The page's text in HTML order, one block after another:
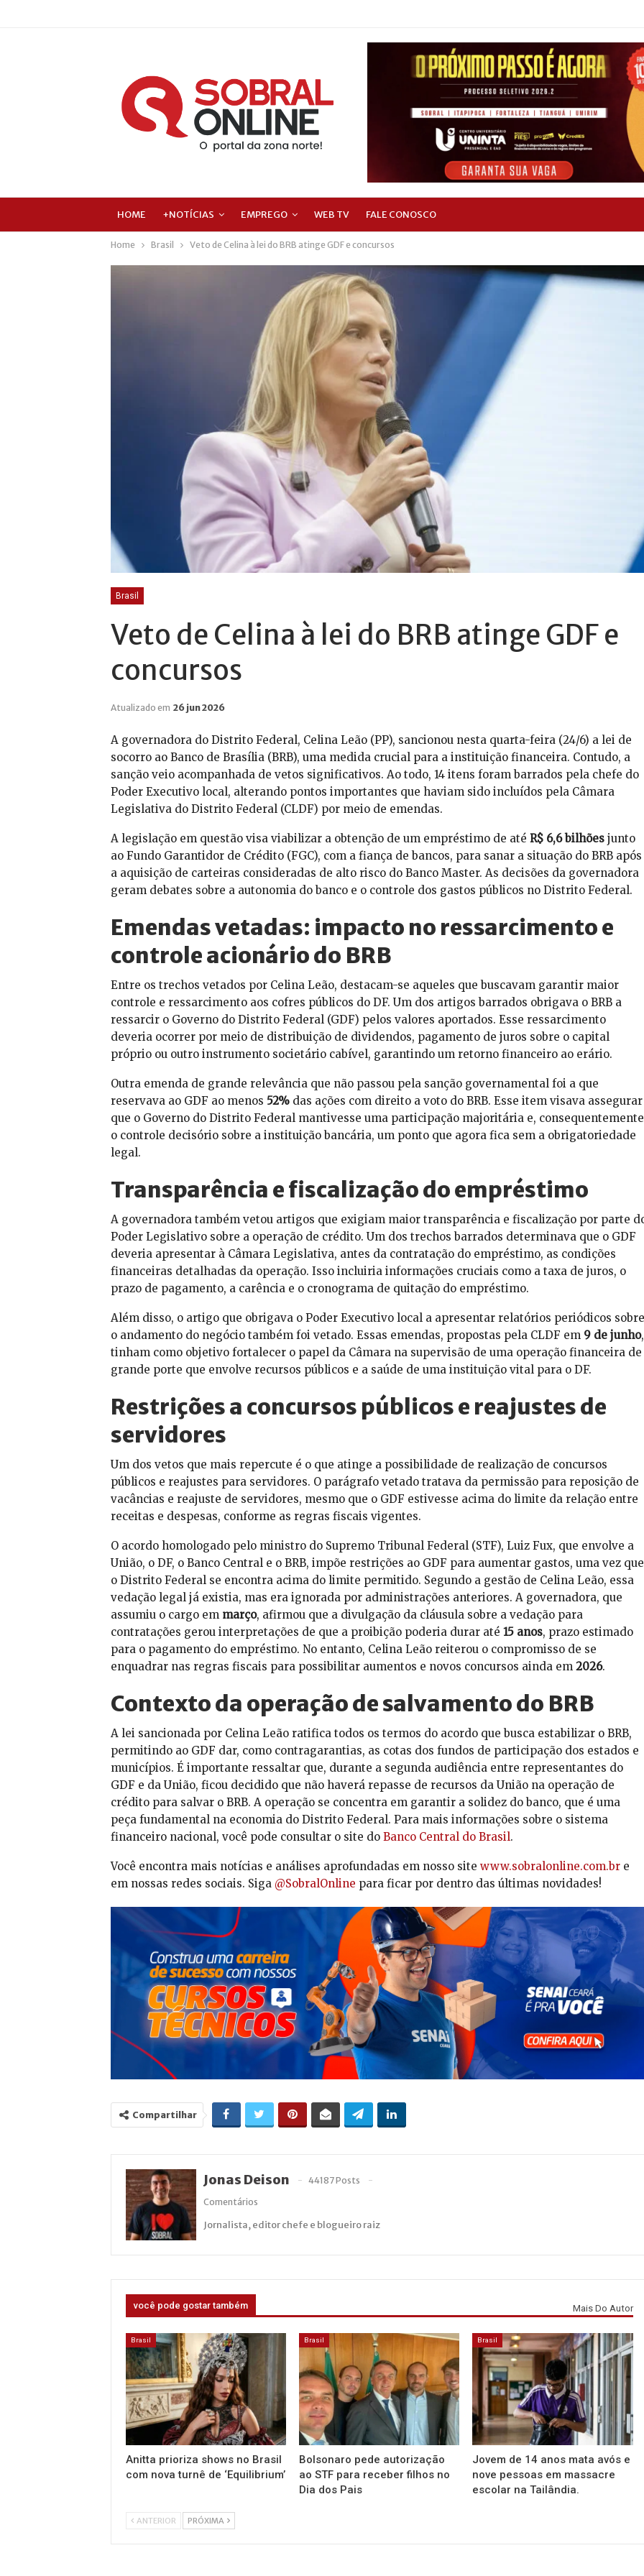
HOME +NOTÍCIAS EMPREGO WEB TV FALE CONOSCO
Home Brasil Veto de Celina à lei do BRB atinge GDF e concursos
Brasil
Veto de Celina à lei do BRB atinge GDF e
concursos
Atualizado em 26 jun 2026
A governadora do Distrito Federal, Celina Leão (PP), sancionou nesta quarta-feira (24/6) a lei de
socorro ao Banco de Brasília (BRB), uma medida crucial para a instituição financeira. Contudo, a
sanção veio acompanhada de vetos significativos. Ao todo, 14 itens foram barrados pela chefe do
Poder Executivo local, alterando pontos importantes que haviam sido incluídos pela Câmara
Legislativa do Distrito Federal (CLDF) por meio de emendas.
A legislação em questão visa viabilizar a obtenção de um empréstimo de até R$ 6,6 bilhõesjunto
ao Fundo Garantidor de Crédito (FGC), com a fiança de bancos, para sanar a situação do BRB após
a aquisição de carteiras consideradas de alto risco do Banco Master. As decisões da governadora
geram debates sobre a autonomia do banco e o controle dos gastos públicos no Distrito Federal.
Emendas vetadas: impacto no ressarcimento e
controle acionário do BRB
Entre os trechos vetados por Celina Leão, destacam-se aqueles que buscavam garantir maior
controle e ressarcimento aos cofres públicos do DF. Um dos artigos barrados obrigava o BRB a
ressarcir o Governo do Distrito Federal (GDF) pelos valores aportados. Esse ressarcimento
deveria ocorrer por meio de distribuição de dividendos, pagamento de juros sobre o capital
próprio ou outro instrumento societário cabível, garantindo um retorno financeiro ao erário.
Outra emenda de grande relevância que não passou pela sanção governamental foi a que
reservava ao GDF ao menos 52%das ações com direito a voto do BRB. Esse item visava assegurar
que o Governo do Distrito Federal mantivesse uma participação majoritária e,
o controle decisório sobre a instituição bancária, um ponto que agora fica sem a obrigatoriedade
legal.
Transparência e fiscalização do empréstimo
A governadora também vetou artigos que exigiam maior transparência e fiscalização por parte
Poder Legislativo sobre a operação de crédito. Um dos trechos barrados determinava que o GDF
deveria apresentar à Câmara Legislativa, antes da contratação do empréstimo, as condições
financeiras detalhadas da operação. Isso incluiria informações cruciais como a taxa de juros, o
prazo de pagamento, a carência e o cronograma de quitação do empréstimo.
Além disso, o artigo que obrigava o Poder Executivo local a apresentar relatórios periódicos sobre
o andamento do negócio também foi vetado. Essas emendas, propostas pela CLDF em 9 de junho,
tinham como objetivo fortalecer o papel da Câmara na supervisão de uma operação financeira de
grande porte que envolve recursos públicos e a saúde de uma instituição vital para o DF.
Restrições a concursos públicos e reajustes de
servidores
Um dos vetos que mais repercute é o que atinge a possibilidade de realização de concursos
públicos e reajustes para servidores. O parágrafo vetado tratava da permissão para reposição de
vacâncias e reajuste de servidores, mesmo que o GDF estivesse acima do limite da relação entre
receitas e despesas, conforme as regras fiscais vigentes.
O acordo homologado pelo ministro do Supremo Tribunal Federal (STF), Luiz Fux, que envolve a
União, o DF, o Banco Central e o BRB, impõe restrições ao GDF para aumentar gastos, uma vez que
o Distrito Federal se encontra acima do limite permitido. Segundo a gestão de Celina Leão, essa
vedação legal já existia, mas era ignorada por administrações anteriores. A governadora, que
assumiu o cargo em março, afirmou que a divulgação da cláusula sobre a vedação para
contratações gerou interpretações de que a proibição poderia durar até 15 anos, prazo estimado
para o pagamento do empréstimo. No entanto, Celina Leão reiterou o compromisso de se
enquadrar nas regras fiscais para possibilitar aumentos e novos concursos ainda em 2026.
Contexto da operação de salvamento do BRB
A lei sancionada por Celina Leão ratifica todos os termos do acordo que busca estabilizar o BRB,
permitindo ao GDF dar, como contragarantias, as cotas dos fundos de participação dos estados e
municípios. É importante ressaltar que, durante a segunda audiência entre representantes do
GDF e da União, ficou decidido que não haverá repasse de recursos da União na operação de
crédito para salvar o BRB. A operação se concentra em garantir a solidez do banco, que é uma
peça fundamental na economia do Distrito Federal. Para mais informações sobre o sistema
financeiro nacional, você pode consultar o site do Banco Central do Brasil.
Você encontra mais notícias e análises aprofundadas em nosso site www.sobralonline.com.bre
em nossas redes sociais. Siga @SobralOnline para ficar por dentro das últimas novidades!
Compartilhar
Jonas Deison
44187 Posts
Comentários
Jornalista, editor chefe e blogueiro raiz
você pode gostar também Mais Do Autor
Brasil
Anitta prioriza shows no Brasil
com nova turnê de ‘Equilibrium’
Brasil
Bolsonaro pede autorização
ao STF para receber filhos no
Dia dos Pais
Brasil
Jovem de 14 anos mata avós e
nove pessoas em massacre
escolar na Tailândia.
ANTERIOR PRÓXIMA